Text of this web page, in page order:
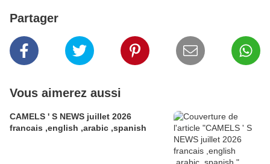
Partager
Vous aimerez aussi
CAMELS ' S NEWS juillet 2026
francais ,english ,arabic ,spanish